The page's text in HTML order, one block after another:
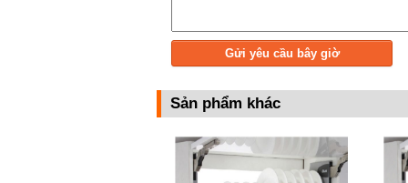
Sản phẩm khác